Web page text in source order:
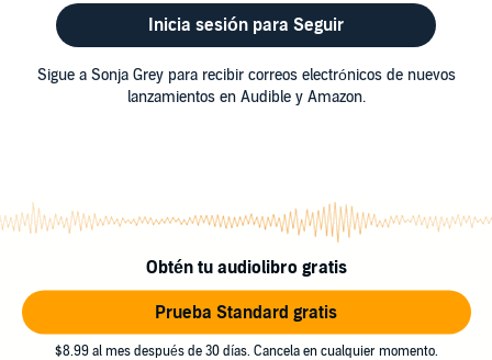
Inicia sesión para Seguir
Sigue a Sonja Grey para recibir correos electrónicos de nuevos
lanzamientos en Audible y Amazon.
Obtén tu audiolibro gratis
Prueba Standard gratis
$8.99 al mes después de 30 días. Cancela en cualquier momento.